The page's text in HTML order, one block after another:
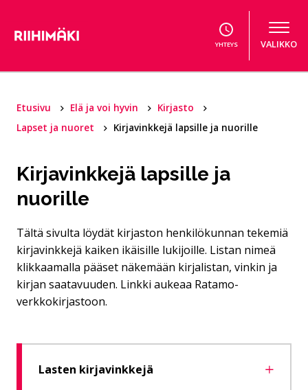
YHTEYS VALIKKO
Etusivu Elä ja voi hyvin
Kirjasto
Lapset ja nuoret
Kirjavinkkejä lapsille ja nuorille
Kirjavinkkejä lapsille ja
nuorille
Tältä sivulta löydät kirjaston henkilökunnan tekemiä
kirjavinkkejä kaiken ikäisille lukijoille. Listan nimeä
klikkaamalla pääset näkemään kirjalistan, vinkin ja
kirjan saatavuuden. Linkki aukeaa Ratamo-
verkkokirjastoon.
Lasten kirjavinkkejä